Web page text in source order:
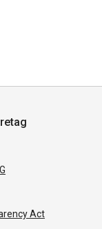
Act